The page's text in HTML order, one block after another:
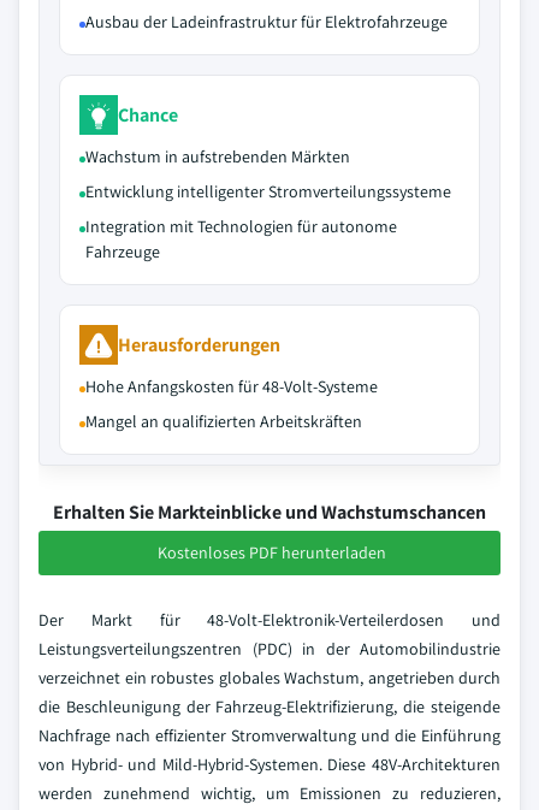
Ausbau der Ladeinfrastruktur für Elektrofahrzeuge
Chance
Wachstum in aufstrebenden Märkten
Entwicklung intelligenter Stromverteilungssysteme
Integration mit Technologien für autonome
Fahrzeuge
Herausforderungen
Hohe Anfangskosten für 48-Volt-Systeme
Mangel an qualifizierten Arbeitskräften
Erhalten Sie Markteinblicke und Wachstumschancen
Kostenloses PDF herunterladen
Der Markt für 48-Volt-Elektronik-Verteilerdosen und
Leistungsverteilungszentren (PDC) in der Automobilindustrie
verzeichnet ein robustes globales Wachstum, angetrieben durch
die Beschleunigung der Fahrzeug-Elektrifizierung, die steigende
Nachfrage nach effizienter Stromverwaltung und die Einführung
von Hybrid- und Mild-Hybrid-Systemen. Diese 48V-Architekturen
werden zunehmend wichtig, um Emissionen zu reduzieren,